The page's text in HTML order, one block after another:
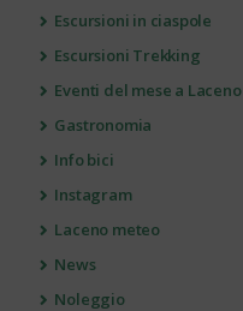
Escursioni in ciaspole
Escursioni Trekking
Eventi del mese a Laceno
Gastronomia
Info bici
Instagram
Laceno meteo
News
Noleggio